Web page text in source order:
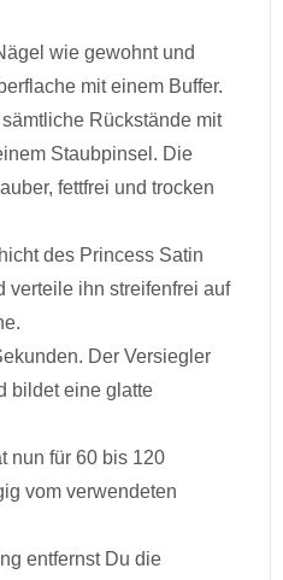
wie gewohnt und
mit einem Buffer.
Rückstände mit
Staubpinsel. Die
fettfrei und trocken
des Princess Satin
verteile ihn streifenfrei auf
Der Versiegler
bildet eine glatte
nun für 60 bis 120
vom verwendeten
entfernst Du die